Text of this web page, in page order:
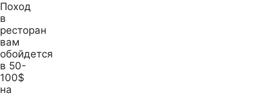
Поход
в
ресторан
вам
обойдется
в 50-
100$
на